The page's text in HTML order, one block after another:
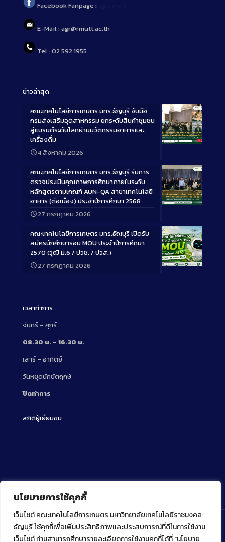
นโยบายการใช้คุกกี้
เว็บไซต์ คณะเทคโนโลยีการเกษตร มหาวิทยาลัยเทคโนโลยีราชมงคล
ธัญบุรี ใช้คุกกี้เพื่อเพิ่มประสิทธิภาพและประสบการณ์ที่ดีในการใช้งาน
เว็บไซต์ ท่านสามารถศึกษารายละเอียดการใช้งานคุกกี้ได้ที่ "นโยบาย
Facebook Fanpage :
E-Mail : agr@rmutt.ac.th
Tel : 02 592 1955
ข่าวล่าสุด
Long
คณะเทคโนโลยีการเกษตร มทร.ธัญบุรี จับมือ
กรมส่งเสริมอุตสาหกรรม ยกระดับสินค้าชุมชน
สู่แบรนด์ระดับโลกผ่านนวัตกรรมอาหารและ
เครื่องดื่ม
4 สิงหาคม 2026
Long
คณะเทคโนโลยีการเกษตร มทร.ธัญบุรี รับการ
ตรวจประเมินคุณภาพการศึกษาภายในระดับ
หลักสูตรตามเกณฑ์ AUN-QA สาขาเทคโนโลยี
อาหาร (ต่อเนื่อง) ประจำปีการศึกษา 2568
27 กรกฎาคม 2026
Long
คณะเทคโนโลยีการเกษตร มทร.ธัญบุรี เปิดรับ
สมัครนักศึกษารอบ MOU ประจำปีการศึกษา
2570 (วุฒิ ม.6 / ปวช. / ปวส.)
27 กรกฎาคม 2026
เวลาทำการ
จันทร์ – ศุกร์
08.30 น. – 16.30 น.
เสาร์ – อาทิตย์
วันหยุดนักขัตฤกษ์
ปิดทำการ
สถิติผู้เยี่ยมชม
Copyright ⓒ 2022 คณะเทคโนโลยีการเกษตร มหาวิทยาลัย